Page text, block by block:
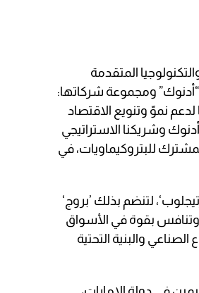
المتقدمة
ومجموعة شركاتها:
نموّ وتنويع الاقتصاد
وشريكنا الاستراتيجي
للبتروكيماويات، في
لتنضم بذلك ’بروج‘
وتنافس بقوة في الأسواق
والبنية التحتية